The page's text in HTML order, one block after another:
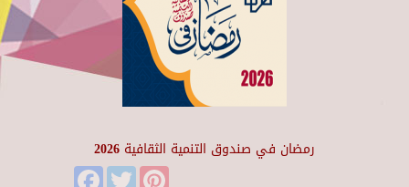
رمضان في صندوق التنمية الثقافية 2026
FacebookTwitter